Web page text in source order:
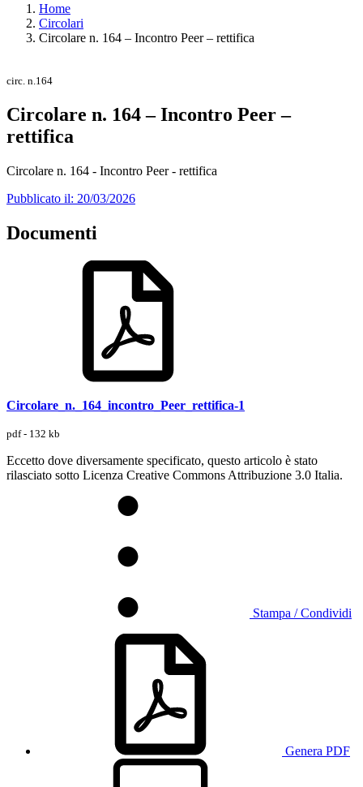
Home
Circolari
Circolare n. 164 – Incontro Peer – rettifica
circ. n.164
Circolare n. 164 – Incontro Peer –
rettifica
Circolare n. 164 - Incontro Peer - rettifica
Pubblicato il: 20/03/2026
Documenti
Circolare_n._164_incontro_Peer_rettifica-1
pdf - 132 kb
Eccetto dove diversamente specificato, questo articolo è stato
rilasciato sotto Licenza Creative Commons Attribuzione 3.0 Italia.
Stampa / Condividi
Genera PDF